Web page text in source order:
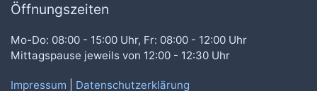
Öffnungszeiten
Mo-Do: 08:00 - 15:00 Uhr, Fr: 08:00 - 12:00 Uhr
Mittagspause jeweils von 12:00 - 12:30 Uhr
Impressum Datenschutzerklärung